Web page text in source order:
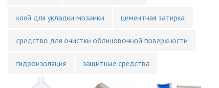
клей для укладки мозаики цементная затирка
средство для очистки облицовочной поверхности
гидроизоляция защитные средства